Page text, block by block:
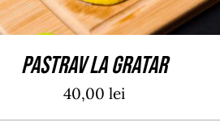
Pastrav la gratar
40,00 lei